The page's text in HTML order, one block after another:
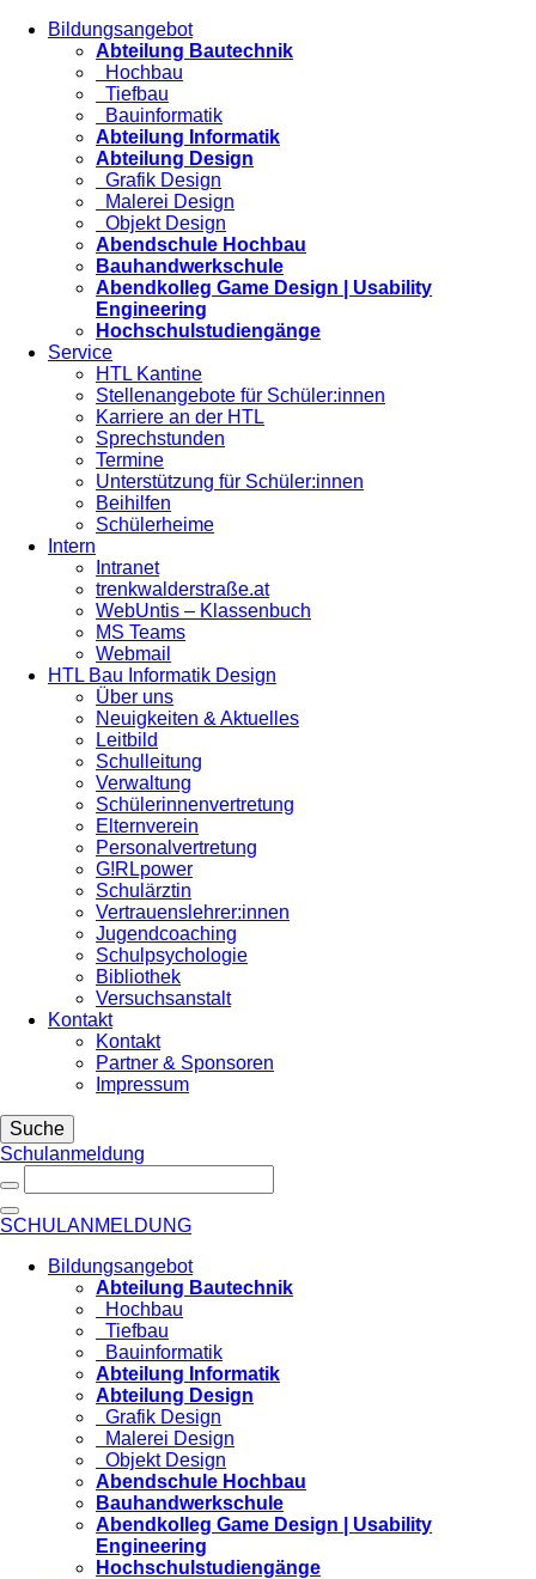
Bildungsangebot
Abteilung Bautechnik
Hochbau
Tiefbau
Bauinformatik
Abteilung Informatik
Abteilung Design
Grafik Design
Malerei Design
Objekt Design
Abendschule Hochbau
Bauhandwerkschule
Abendkolleg Game Design | Usability
Engineering
Hochschulstudiengänge
Service
HTL Kantine
Stellenangebote für Schüler:innen
Karriere an der HTL
Sprechstunden
Termine
Unterstützung für Schüler:innen
Beihilfen
Schülerheime
Intern
Intranet
trenkwalderstraße.at
WebUntis – Klassenbuch
MS Teams
Webmail
HTL Bau Informatik Design
Über uns
Neuigkeiten & Aktuelles
Leitbild
Schulleitung
Verwaltung
Schülerinnenvertretung
Elternverein
Personalvertretung
G!RLpower
Schulärztin
Vertrauenslehrer:innen
Jugendcoaching
Schulpsychologie
Bibliothek
Versuchsanstalt
Kontakt
Kontakt
Partner & Sponsoren
Impressum
Suche
Schulanmeldung
SCHULANMELDUNG
Bildungsangebot
Abteilung Bautechnik
Hochbau
Tiefbau
Bauinformatik
Abteilung Informatik
Abteilung Design
Grafik Design
Malerei Design
Objekt Design
Abendschule Hochbau
Bauhandwerkschule
Abendkolleg Game Design | Usability
Engineering
Hochschulstudiengänge